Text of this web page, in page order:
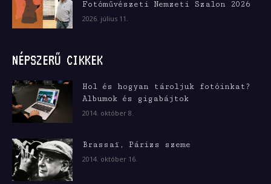
Fotóművészeti Nemzeti Szalon 2026
2026. július 11.
NÉPSZERŰ CIKKEK
Hol és hogyan tároljuk fotóinkat?
Albumok és gigabájtok
2014. október 8.
Brassaï, Párizs szeme
2014. október 16.